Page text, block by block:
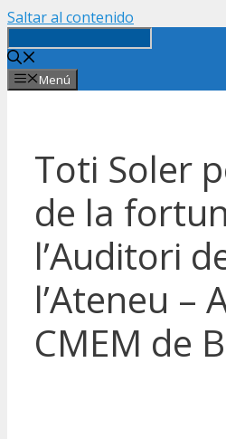
Saltar al contenido
Menú
Toti Soler
de la
l’Auditori
l’Ateneu –
CMEM de